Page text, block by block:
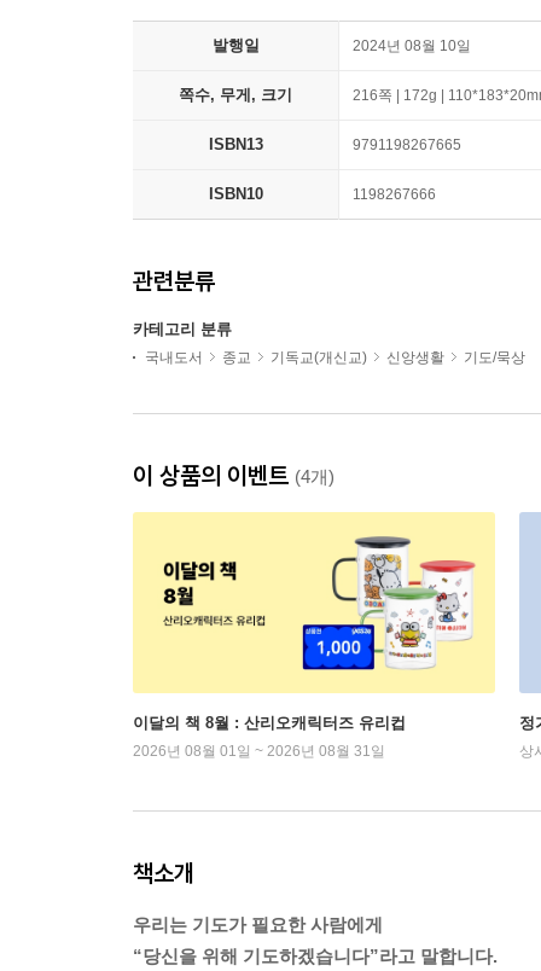
발행일 2024년 08월 10일
쪽수, 무게, 크기 216쪽 | 172g |
ISBN13 9791198267665
ISBN10 1198267666
관련분류
카테고리 분류
국내도서 종교 기독교(개신교) 신앙생활 기도/묵상
이 상품의 이벤트 (4개)
이달의 책 8월 : 산리오캐릭터즈 유리컵
2026년 08월 01일 ~ 2026년 08월 31일
정
상
책소개
우리는 기도가 필요한 사람에게
“당신을 위해 기도하겠습니다”라고 말합니다.